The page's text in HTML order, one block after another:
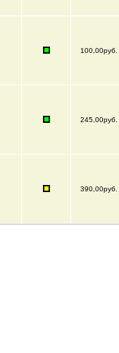
100,00руб.
245,00руб.
390,00руб.